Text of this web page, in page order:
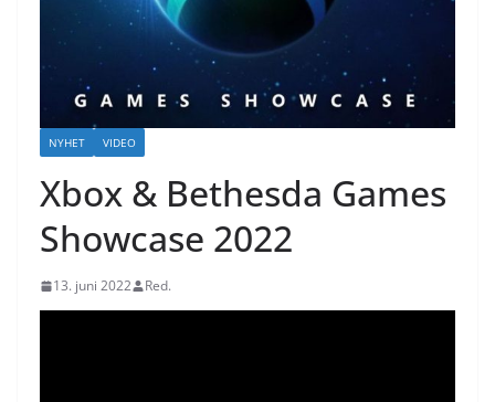
NYHET VIDEO
Xbox & Bethesda Games
Showcase 2022
13. juni 2022 Red.